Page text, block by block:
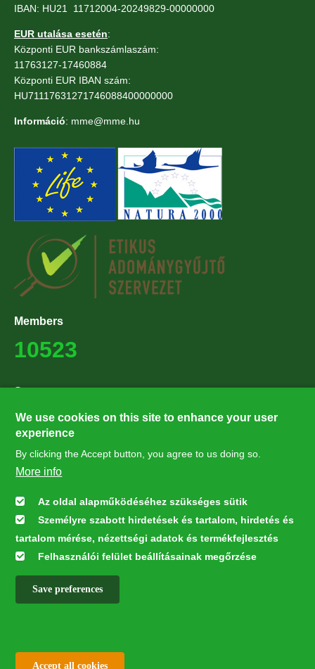
IBAN: HU21 11712004-20249829-00000000
EUR utalása esetén:
Központi EUR bankszámlaszám:
11763127-17460884
Központi EUR IBAN szám:
HU71117631271746088400000000
Információ: mme@mme.hu
Members
10523
27224
Hírlevél feliratkozás
Feliratkozás
We use cookies on this site to enhance your user
experience
By clicking the Accept button, you agree to us doing so.
More info
Az oldal alapműködéséhez szükséges sütik
Személyre szabott hirdetések és tartalom, hirdetés és
tartalom mérése, nézettségi adatok és termékfejlesztés
Felhasználói felület beállításainak megőrzése
Save preferences
Accept all cookies